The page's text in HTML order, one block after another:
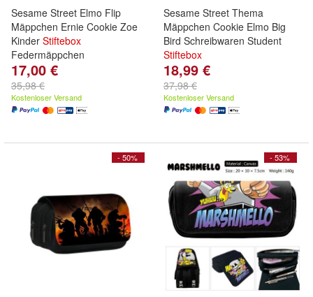
Sesame Street Elmo Flip
Mäppchen Ernie Cookie Zoe
Kinder Stiftebox
Federmäppchen
17,00 €
35,98 €
Kostenloser Versand
Sesame Street Thema
Mäppchen Cookie Elmo Big
Bird Schreibwaren Student
Stiftebox
18,99 €
37,98 €
Kostenloser Versand
- 50% - 53%